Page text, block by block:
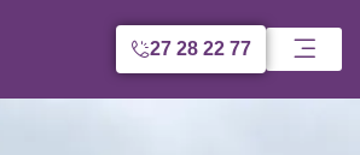
27 28 22 77